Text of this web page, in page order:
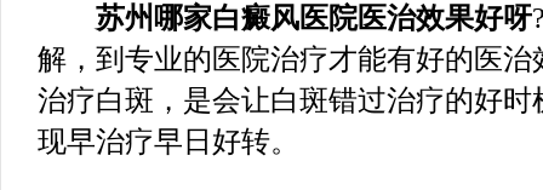
苏州哪家白癜风医院医治效果好呀
解，到专业的医院治疗才能有好的医
治疗白斑，是会让白斑错过治疗的好
现早治疗早日好转。